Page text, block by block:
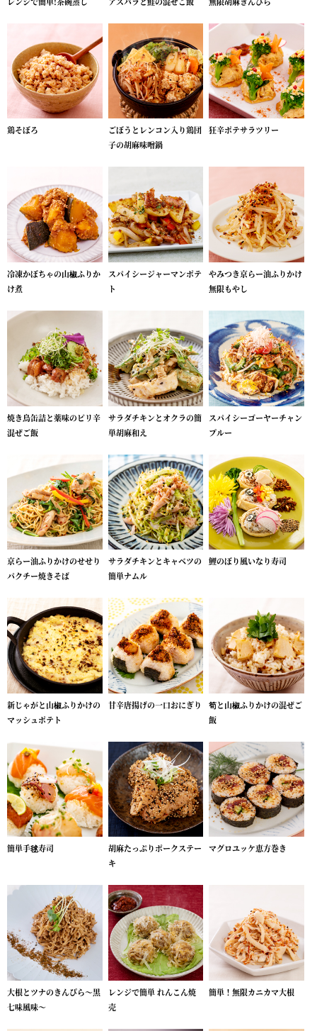
鶏そぼろ
ごぼうとレンコン入り鶏団
子の胡麻味噌鍋
狂辛ポテサラツリー
冷凍かぼちゃの山椒ふりか
け煮
スパイシージャーマンポテ
ト
やみつき京らー油ふりかけ
無限もやし
焼き鳥缶詰と薬味のピリ辛
混ぜご飯
サラダチキンとオクラの簡
単胡麻和え
スパイシーゴーヤーチャン
プルー
京らー油ふりかけのせせり
パクチー焼きそば
サラダチキンとキャベツの
簡単ナムル
鯉のぼり風いなり寿司
新じゃがと山椒ふりかけの
マッシュポテト
甘辛唐揚げの一口おにぎり
筍と山椒ふりかけの混ぜご
飯
簡単手毬寿司
胡麻たっぷりポークステー
キ
マグロユッケ恵方巻き
大根とツナのきんぴら～黒
七味風味～
レンジで簡単 れんこん焼
売
簡単！無限カニカマ大根